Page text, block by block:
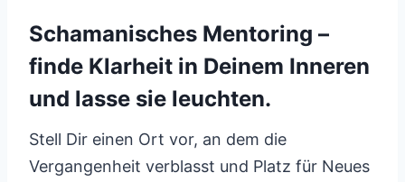
Schamanisches Mentoring –
finde Klarheit in Deinem Inneren
und lasse sie leuchten.
Stell Dir einen Ort vor, an dem die
Vergangenheit verblasst und Platz für Neues